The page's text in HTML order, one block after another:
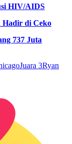
HIV/AIDS
Hadir di Ceko
737 Juta
Juara 3Ryan